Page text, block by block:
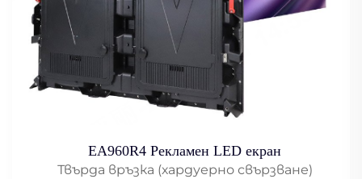
EA960R4 Рекламен LED екран
Твърда връзка (хардуерно свързване)